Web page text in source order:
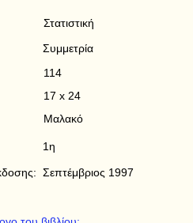
Στατιστική
Συμμετρία
114
17 x 24
Μαλακό
1η
Σεπτέμβριος 1997